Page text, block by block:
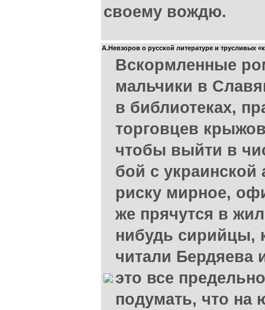
своему вождю.
А.Невзоров о русской литературе и трусливых
Вскормленные
мальчики в
в библиотеках,
торговцев
чтобы выйти в
бой с украинской
риску мирное,
же прячутся в
нибудь сирийцы,
читали Бердяева
это все
подумать, что на